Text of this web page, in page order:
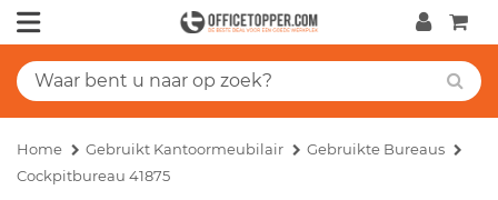
Home Gebruikt Kantoormeubilair
Gebruikte Bureaus
Cockpitbureau 41875